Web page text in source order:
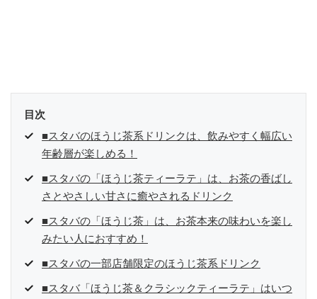
目次
■スタバのほうじ茶系ドリンクは、飲みやすく幅広い
年齢層が楽しめる！
■スタバの「ほうじ茶ティーラテ」は、お茶の香ばし
さとやさしい甘さに癒やされるドリンク
■スタバの「ほうじ茶」は、お茶本来の味わいを楽し
みたい人におすすめ！
■スタバの一部店舗限定のほうじ茶系ドリンク
■スタバ「ほうじ茶＆クラシックティーラテ」はいつ